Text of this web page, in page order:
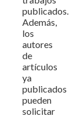
publicados.
Además,
los
autores
de
artículos
ya
publicados
pueden
solicitar